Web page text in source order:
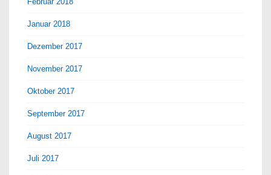
Januar 2018
Dezember 2017
November 2017
Oktober 2017
September 2017
August 2017
Juli 2017